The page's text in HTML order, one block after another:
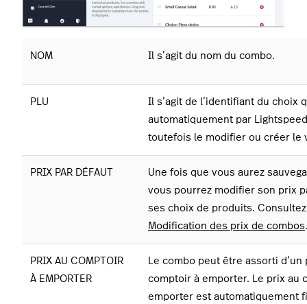
NOM Il s’agit du nom du combo.
PLU
Il s’agit de l’identifiant du choix
automatiquement par
toutefois le modifier ou créer le
PRIX PAR DÉFAUT
Une fois que vous aurez
vous pourrez modifier son prix
ses choix de produits. Consultez
Modification des prix de combos
PRIX AU COMPTOIR
À EMPORTER
Le combo peut être assorti d’un
comptoir à emporter.
Le prix au
emporter est automatiquement